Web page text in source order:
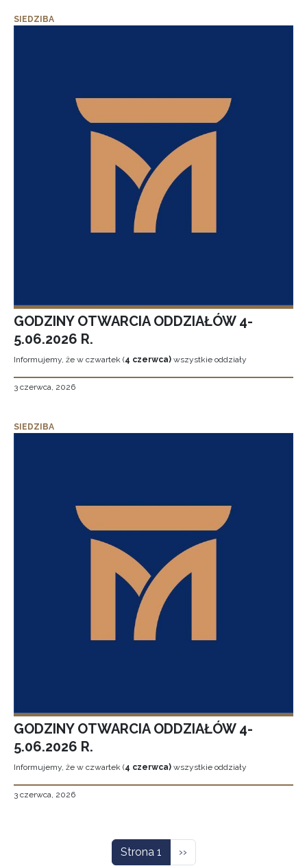
SIEDZIBA
GODZINY OTWARCIA ODDZIAŁÓW 4-
5.06.2026 R.
Informujemy, że w czwartek (4 czerwca) wszystkie oddziały
3 czerwca, 2026
SIEDZIBA
GODZINY OTWARCIA ODDZIAŁÓW 4-
5.06.2026 R.
Informujemy, że w czwartek (4 czerwca) wszystkie oddziały
3 czerwca, 2026
Strona 1 Następna strona
››